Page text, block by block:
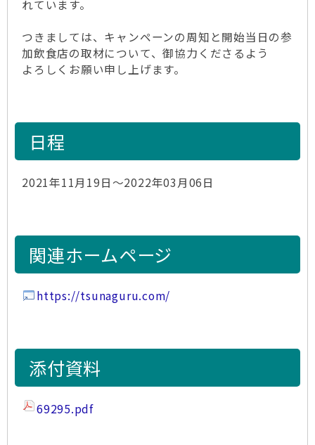
れています。
つきましては、キャンペーンの周知と開始当日の参
加飲食店の取材について、御協力くださるよう
よろしくお願い申し上げます。
日程
2021年11月19日～2022年03月06日
関連ホームページ
https://tsunaguru.com/
添付資料
69295.pdf